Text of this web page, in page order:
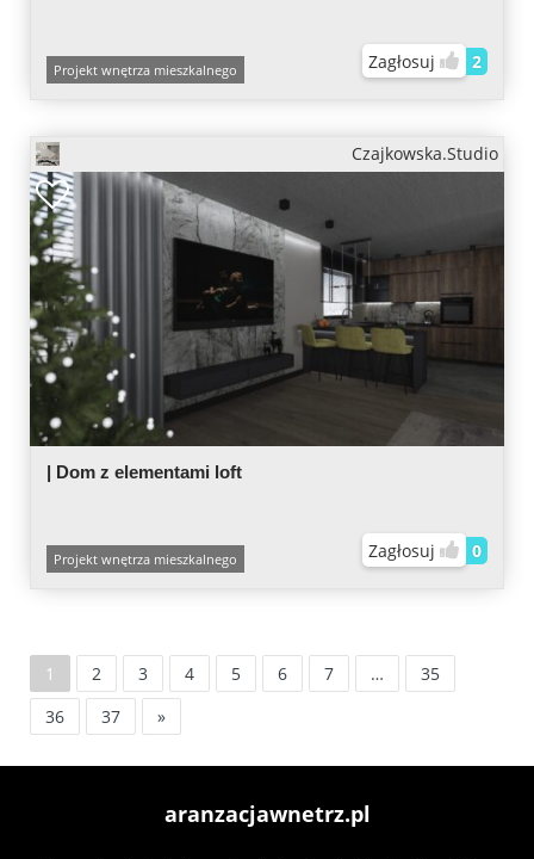
Projekt wnętrza mieszkalnego Zagłosuj 2
Czajkowska.Studio
| Dom z elementami loft
Projekt wnętrza mieszkalnego Zagłosuj 0
1 2 3 4 5 6 7 …
35
36
37 »
aranzacjawnetrz.pl